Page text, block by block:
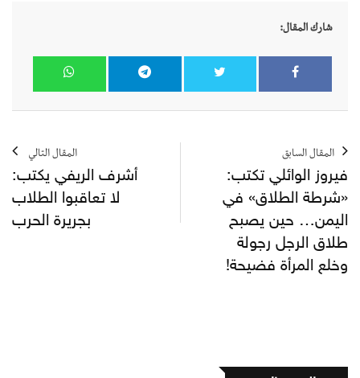
شارك المقال:
المقال السابق
فيروز الوائلي تكتب:
«شرطة الطلاق» في
اليمن… حين يصبح
طلاق الرجل رجولة
وخلع المرأة فضيحة!
المقال التالي
أشرف الريفي يكتب:
لا تعاقبوا الطلاب
بجريرة الحرب